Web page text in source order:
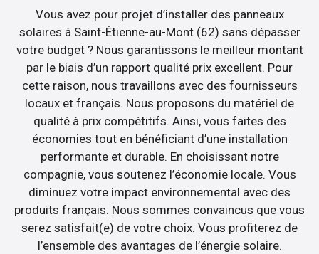
Vous avez pour projet d’installer des panneaux
solaires à Saint-Étienne-au-Mont (62) sans dépasser
votre budget ? Nous garantissons le meilleur montant
par le biais d’un rapport qualité prix excellent. Pour
cette raison, nous travaillons avec des fournisseurs
locaux et français. Nous proposons du matériel de
qualité à prix compétitifs. Ainsi, vous faites des
économies tout en bénéficiant d’une installation
performante et durable. En choisissant notre
compagnie, vous soutenez l’économie locale. Vous
diminuez votre impact environnemental avec des
produits français. Nous sommes convaincus que vous
serez satisfait(e) de votre choix. Vous profiterez de
l’ensemble des avantages de l’énergie solaire.